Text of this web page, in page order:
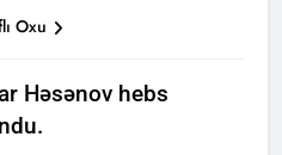
Oxu
Həsənov hebs